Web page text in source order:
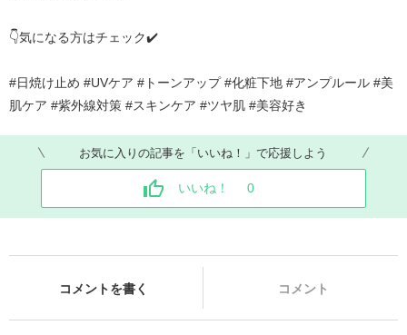
👇気になる方はチェック✔️
#日焼け止め #UVケア #トーンアップ #化粧下地 #アンプルール #美
肌ケア #紫外線対策 #スキンケア #ツヤ肌 #美容好き
お気に入りの記事を「いいね！」で応援しよう
いいね！ 0
コメントを書く コメント